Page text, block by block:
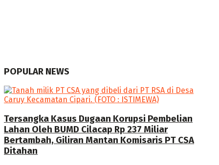
POPULAR NEWS
Tersangka Kasus Dugaan Korupsi Pembelian
Lahan Oleh BUMD Cilacap Rp 237 Miliar
Bertambah, Giliran Mantan Komisaris PT CSA
Ditahan